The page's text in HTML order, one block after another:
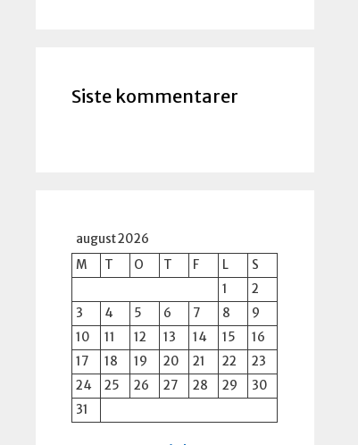
Siste kommentarer
august 2026
M
T O T F L
S
1
2
3
4 5 6 7 8
9
10
11 12 13 14 15
16
17
18 19 20 21 22
23
24
25 26 27 28 29
30
31